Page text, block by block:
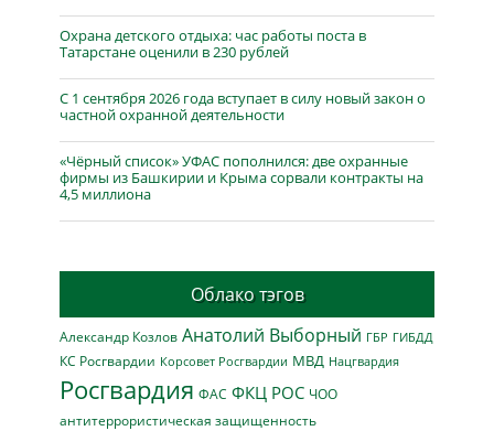
Охрана детского отдыха: час работы поста в
Татарстане оценили в 230 рублей
С 1 сентября 2026 года вступает в силу новый закон о
частной охранной деятельности
«Чёрный список» УФАС пополнился: две охранные
фирмы из Башкирии и Крыма сорвали контракты на
4,5 миллиона
Облако тэгов
Александр Козлов Анатолий Выборный ГБР ГИБДД
КС Росгвардии Корсовет Росгвардии МВД Нацгвардия
Росгвардия ФАС ФКЦ РОС ЧОО
антитеррористическая защищенность